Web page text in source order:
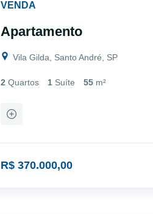
VENDA
Apartamento
Vila Gilda, Santo André, SP
2 Quartos 1 Suíte 55 m²
R$ 370.000,00